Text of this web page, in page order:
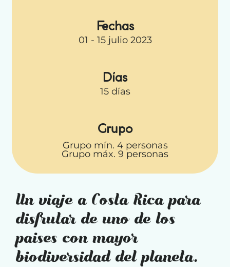
Fechas
01 - 15 julio 2023
Días
15 días
Grupo
Grupo mín. 4 personas
Grupo máx. 9 personas
Un viaje a Costa Rica para
disfrutar de uno de los
paises con mayor
biodiversidad del planeta.